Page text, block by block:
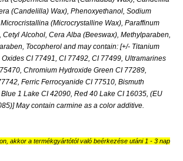
(Candelilla) Wax), Phenoxyethanol, Sodium
(Microcrystalline Wax), Paraffinum
Alcohol, Cera Alba (Beeswax), Methylparaben,
Tocopherol and may contain: [+/- Titanium
CI 77491, CI 77492, CI 77499, Ultramarines
Chromium Hydroxide Green CI 77289,
Ferric Ferrocyanide CI 77510, Bismuth
1 Lake CI 42090, Red 40 Lake CI 16035, (EU
May contain carmine as a color additive.
akkor a termékgyártótól való beérkezése utáni 1 - 3 nap